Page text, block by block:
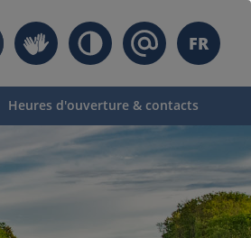
FR
Heures d'ouverture & contacts